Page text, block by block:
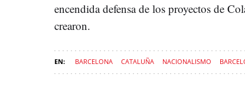
encendida defensa de los proyectos de
crearon.
BARCELONA CATALUÑA NACIONALISMO